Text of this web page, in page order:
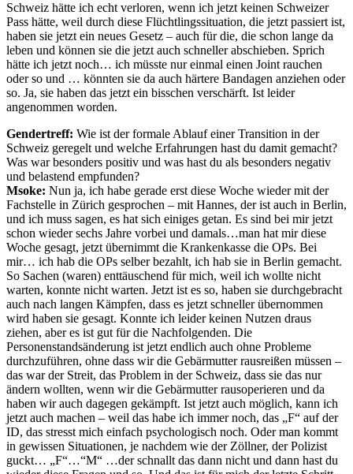
Schweiz hätte ich echt verloren, wenn ich jetzt keinen Schweizer
Pass hätte, weil durch diese Flüchtlingssituation, die jetzt passiert ist,
haben sie jetzt ein neues Gesetz – auch für die, die schon lange da
leben und können sie die jetzt auch schneller abschieben. Sprich
hätte ich jetzt noch… ich müsste nur einmal einen Joint rauchen
oder so und … könnten sie da auch härtere Bandagen anziehen oder
so. Ja, sie haben das jetzt ein bisschen verschärft. Ist leider
angenommen worden.
Gendertreff: Wie ist der formale Ablauf einer Transition in der
Schweiz geregelt und welche Erfahrungen hast du damit gemacht?
Was war besonders positiv und was hast du als besonders negativ
und belastend empfunden?
Msoke: Nun ja, ich habe gerade erst diese Woche wieder mit der
Fachstelle in Zürich gesprochen – mit Hannes, der ist auch in Berlin,
und ich muss sagen, es hat sich einiges getan. Es sind bei mir jetzt
schon wieder sechs Jahre vorbei und damals…man hat mir diese
Woche gesagt, jetzt übernimmt die Krankenkasse die OPs. Bei
mir… ich hab die OPs selber bezahlt, ich hab sie in Berlin gemacht.
So Sachen (waren) enttäuschend für mich, weil ich wollte nicht
warten, konnte nicht warten. Jetzt ist es so, haben sie durchgebracht
auch nach langen Kämpfen, dass es jetzt schneller übernommen
wird haben sie gesagt. Konnte ich leider keinen Nutzen draus
ziehen, aber es ist gut für die Nachfolgenden. Die
Personenstandsänderung ist jetzt endlich auch ohne Probleme
durchzuführen, ohne dass wir die Gebärmutter rausreißen müssen –
das war der Streit, das Problem in der Schweiz, dass sie das nur
ändern wollten, wenn wir die Gebärmutter rausoperieren und da
haben wir auch dagegen gekämpft. Ist jetzt auch möglich, kann ich
jetzt auch machen – weil das habe ich immer noch, das „F“ auf der
ID, das stresst mich einfach psychologisch noch. Oder man kommt
in gewissen Situationen, je nachdem wie der Zöllner, der Polizist
guckt… „F“…“M“ …der schnallt das dann nicht und dann hast du